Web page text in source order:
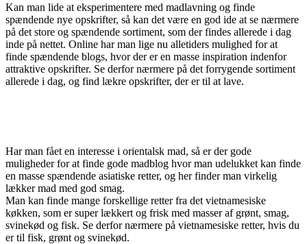
Kan man lide at eksperimentere med madlavning og finde
spændende nye opskrifter, så kan det være en god ide at se nærmere
på det store og spændende sortiment, som der findes allerede i dag
inde på nettet. Online har man lige nu alletiders mulighed for at
finde spændende blogs, hvor der er en masse inspiration indenfor
attraktive opskrifter. Se derfor nærmere på det forrygende sortiment
allerede i dag, og find lækre opskrifter, der er til at lave.
Har man fået en interesse i orientalsk mad, så er der gode
muligheder for at finde gode madblog hvor man udelukket kan finde
en masse spændende asiatiske retter, og her finder man virkelig
lækker mad med god smag.
Man kan finde mange forskellige retter fra det vietnamesiske
køkken, som er super lækkert og frisk med masser af grønt, smag,
svinekød og fisk. Se derfor nærmere på vietnamesiske retter, hvis du
er til fisk, grønt og svinekød.